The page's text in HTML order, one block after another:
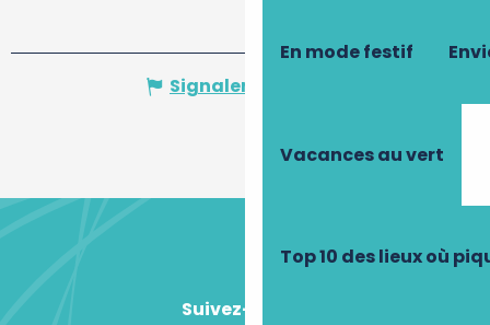
En mode festif
Vacances au vert
Top 10 des lieux où
Signaler une erreur
Suivez-nous !